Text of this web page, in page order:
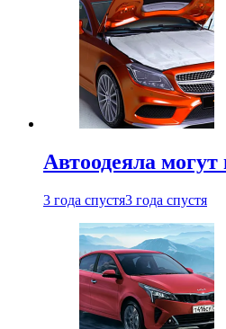
Автоодеяла могут
3 года спустя3 года спустя